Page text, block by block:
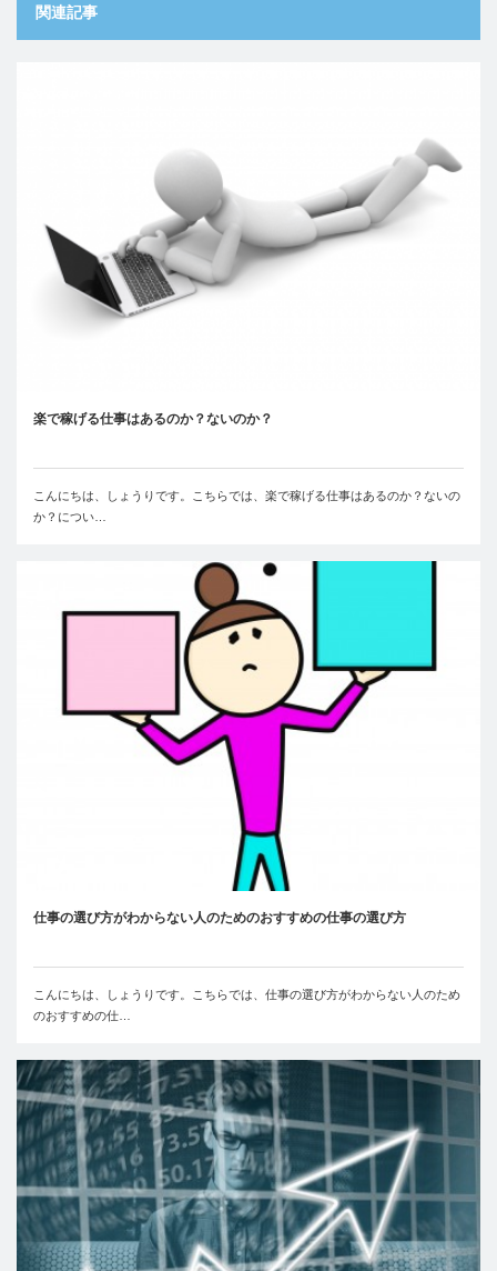
関連記事
楽で稼げる仕事はあるのか？ないのか？
こんにちは、しょうりです。こちらでは、楽で稼げる仕事はあるのか？ないの
か？につい…
仕事の選び方がわからない人のためのおすすめの仕事の選び方
こんにちは、しょうりです。こちらでは、仕事の選び方がわからない人のため
のおすすめの仕…